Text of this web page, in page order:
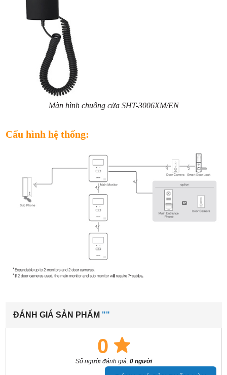
Màn hình chuông cửa SHT-3006XM/EN
Cấu hình hệ thống:
ĐÁNH GIÁ SẢN PHẨM ""
0
Số người đánh giá: 0 người